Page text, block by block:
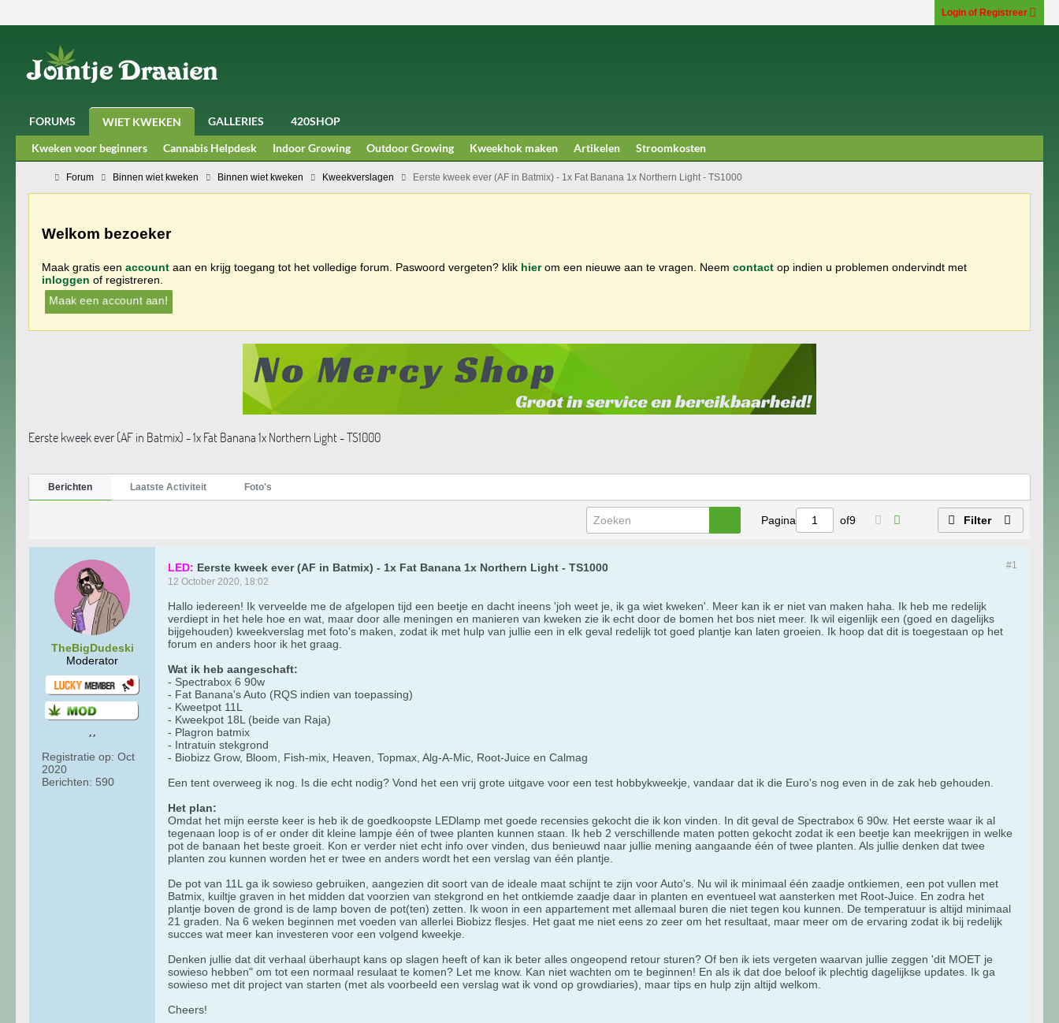
Login of Registreer
FORUMS WIET KWEKEN GALLERIES
420SHOP
Kweken voor beginners
Cannabis Helpdesk Indoor Growing Outdoor Growing Kweekhok maken Artikelen Stroomkosten
Forum Binnen wiet kweken Binnen wiet kweken Kweekverslagen Eerste kweek ever (AF in Batmix) - 1x Fat Banana 1x Northern Light - TS1000
Welkom bezoeker
Maak gratis een account aan en krijg toegang tot het volledige forum. Paswoord vergeten? klik hierom een nieuwe aan te vragen. Neem contact op indien u problemen ondervindt met
inloggen of registreren.
Maak een account aan!
Eerste kweek ever (AF in Batmix) - 1x Fat Banana 1x Northern Light - TS1000
Berichten Laatste Activiteit Foto's
Pagina of9 Filter
TheBigDudeski
Moderator
Registratie op: Oct
2020
Berichten: 590
#1
LED: Eerste kweek ever (AF in Batmix) - 1x Fat Banana 1x Northern Light - TS1000
12 October 2020, 18:02
Hallo iedereen! Ik verveelde me de afgelopen tijd een beetje en dacht ineens 'joh weet je, ik ga wiet kweken'. Meer kan ik er niet van maken haha. Ik heb me redelijk
verdiept in het hele hoe en wat, maar door alle meningen en manieren van kweken zie ik echt door de bomen het bos niet meer. Ik wil eigenlijk een (goed en dagelijks
bijgehouden) kweekverslag met foto's maken, zodat ik met hulp van jullie een in elk geval redelijk tot goed plantje kan laten groeien. Ik hoop dat dit is toegestaan op het
forum en anders hoor ik het graag.
Wat ik heb aangeschaft:
- Spectrabox 6 90w
- Fat Banana's Auto (RQS indien van toepassing)
- Kweetpot 11L
- Kweekpot 18L (beide van Raja)
- Plagron batmix
- Intratuin stekgrond
- Biobizz Grow, Bloom, Fish-mix, Heaven, Topmax, Alg-A-Mic, Root-Juice en Calmag
Een tent overweeg ik nog. Is die echt nodig? Vond het een vrij grote uitgave voor een test hobbykweekje, vandaar dat ik die Euro's nog even in de zak heb gehouden.
Het plan:
Omdat het mijn eerste keer is heb ik de goedkoopste LEDlamp met goede recensies gekocht die ik kon vinden. In dit geval de Spectrabox 6 90w. Het eerste waar ik al
tegenaan loop is of er onder dit kleine lampje één of twee planten kunnen staan. Ik heb 2 verschillende maten potten gekocht zodat ik een beetje kan meekrijgen in welke
pot de banaan het beste groeit. Kon er verder niet echt info over vinden, dus benieuwd naar jullie mening aangaande één of twee planten. Als jullie denken dat twee
planten zou kunnen worden het er twee en anders wordt het een verslag van één plantje.
De pot van 11L ga ik sowieso gebruiken, aangezien dit soort van de ideale maat schijnt te zijn voor Auto's. Nu wil ik minimaal één zaadje ontkiemen, een pot vullen met
Batmix, kuiltje graven in het midden dat voorzien van stekgrond en het ontkiemde zaadje daar in planten en eventueel wat aansterken met Root-Juice. En zodra het
plantje boven de grond is de lamp boven de pot(ten) zetten. Ik woon in een appartement met allemaal buren die niet tegen kou kunnen. De temperatuur is altijd minimaal
21 graden. Na 6 weken beginnen met voeden van allerlei Biobizz flesjes. Het gaat me niet eens zo zeer om het resultaat, maar meer om de ervaring zodat ik bij redelijk
succes wat meer kan investeren voor een volgend kweekje.
Denken jullie dat dit verhaal überhaupt kans op slagen heeft of kan ik beter alles ongeopend retour sturen? Of ben ik iets vergeten waarvan jullie zeggen 'dit MOET je
sowieso hebben" om tot een normaal resulaat te komen? Let me know. Kan niet wachten om te beginnen! En als ik dat doe beloof ik plechtig dagelijkse updates. Ik ga
sowieso met dit project van starten (met als voorbeeld een verslag wat ik vond op growdiaries), maar tips en hulp zijn altijd welkom.
Cheers!